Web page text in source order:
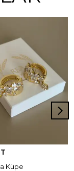
Küpe